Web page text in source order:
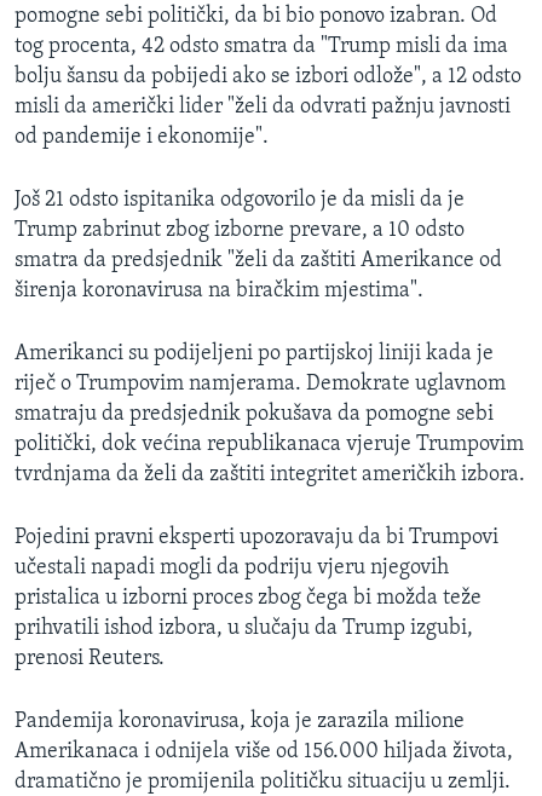
pomogne sebi politički, da bi bio ponovo izabran. Od
tog procenta, 42 odsto smatra da "Trump misli da ima
bolju šansu da pobijedi ako se izbori odlože", a 12 odsto
misli da američki lider "želi da odvrati pažnju javnosti
od pandemije i ekonomije".
Još 21 odsto ispitanika odgovorilo je da misli da je
Trump zabrinut zbog izborne prevare, a 10 odsto
smatra da predsjednik "želi da zaštiti Amerikance od
širenja koronavirusa na biračkim mjestima".
Amerikanci su podijeljeni po partijskoj liniji kada je
riječ o Trumpovim namjerama. Demokrate uglavnom
smatraju da predsjednik pokušava da pomogne sebi
politički, dok većina republikanaca vjeruje Trumpovim
tvrdnjama da želi da zaštiti integritet američkih izbora.
Pojedini pravni eksperti upozoravaju da bi Trumpovi
učestali napadi mogli da podriju vjeru njegovih
pristalica u izborni proces zbog čega bi možda teže
prihvatili ishod izbora, u slučaju da Trump izgubi,
prenosi Reuters.
Pandemija koronavirusa, koja je zarazila milione
Amerikanaca i odnijela više od 156.000 hiljada života,
dramatično je promijenila političku situaciju u zemlji.